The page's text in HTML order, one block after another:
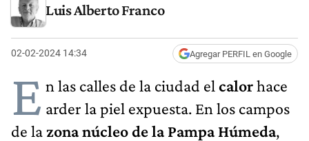
Luis Alberto Franco
02-02-2024 14:34 Agregar PERFIL en Google
E n las calles de la ciudad el calorhace
arder la piel expuesta. En los campos
de la zona núcleo de la Pampa Húmeda,